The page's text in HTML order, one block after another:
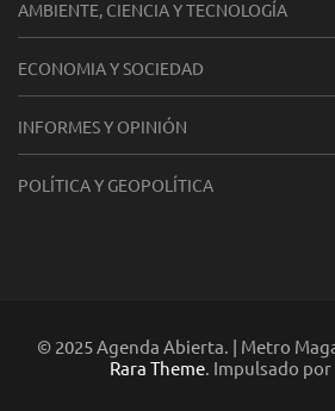
AMBIENTE, CIENCIA Y TECNOLOGÍA
ECONOMIA Y SOCIEDAD
INFORMES Y OPINIÓN
POLÍTICA Y GEOPOLÍTICA
© 2025 Agenda Abierta. | Metro
Rara Theme. Impulsado por